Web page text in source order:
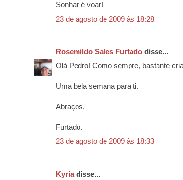
Sonhar é voar!
23 de agosto de 2009 às 18:28
Rosemildo Sales Furtado disse...
Olá Pedro! Como sempre, bastante
Uma bela semana para ti.
Abraços,
Furtado.
23 de agosto de 2009 às 18:33
Kyriadisse...